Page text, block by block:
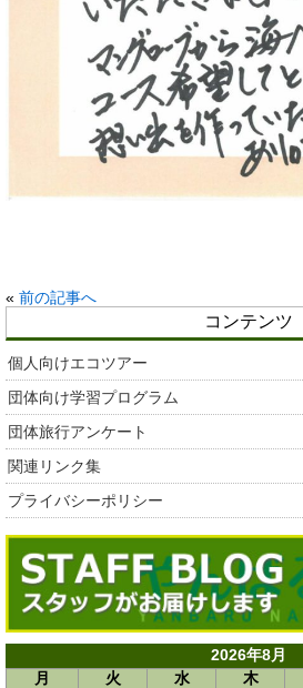
« 前の記事へ
コンテンツ
個人向けエコツアー
団体向け学習プログラム
団体旅行アンケート
関連リンク集
プライバシーポリシー
2026年8月
月
火 水 木